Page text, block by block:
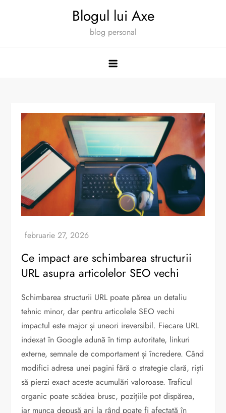
Blogul lui Axe
blog personal
Ce impact are schimbarea structurii
URL asupra articolelor SEO vechi
Schimbarea structurii URL poate părea un detaliu
tehnic minor, dar pentru articolele SEO vechi
impactul este major și uneori ireversibil. Fiecare URL
indexat în Google adună în timp autoritate, linkuri
externe, semnale de comportament și încredere. Când
modifici adresa unei pagini fără o strategie clară, riști
să pierzi exact aceste acumulări valoroase. Traficul
organic poate scădea brusc, pozițiile pot dispărea,
iar munca depusă ani la rând poate fi afectată în